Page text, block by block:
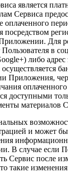
является
Сервиса
оплаченного
посредством
Для
Пользователя в
либо адрес
Приложения,
доступными
материалов
и может
В случае если
Сервис после
такие